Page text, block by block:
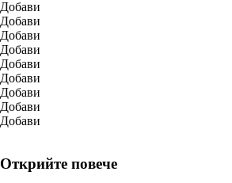
Добави
Добави
Добави
Добави
Добави
Добави
Добави
Добави
Добави
Открийте повече